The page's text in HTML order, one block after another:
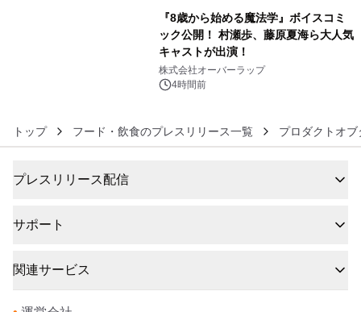
『8歳から始める魔法学』ボイスコミ
ック公開！ 村瀬歩、藤原夏海ら大人気
キャストが出演！
株式会社オーバーラップ
4時間前
トップ フード・飲食のプレスリリース一覧 プロダクトオ
プレスリリース配信
サポート
関連サービス